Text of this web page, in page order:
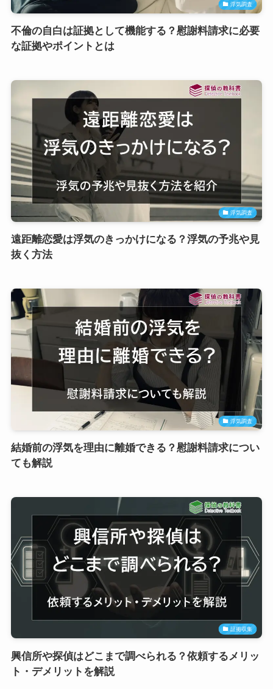
浮気調査
不倫の自白は証拠として機能する？慰謝料請求に必要
な証拠やポイントとは
浮気調査
遠距離恋愛は浮気のきっかけになる？浮気の予兆や見
抜く方法
浮気調査
結婚前の浮気を理由に離婚できる？慰謝料請求につい
ても解説
証拠収集
興信所や探偵はどこまで調べられる？依頼するメリッ
ト・デメリットを解説